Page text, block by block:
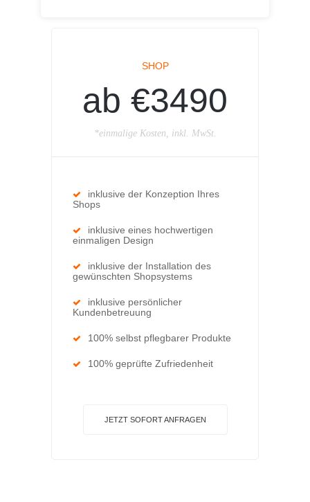
SHOP
ab €3490
*einmalige Kosten, inkl. MwSt.
inklusive der Konzeption Ihres
Shops
inklusive eines hochwertigen
einmaligen Design
inklusive der Installation des
gewünschten Shopsystems
inklusive persönlicher
Kundenbetreuung
100% selbst pflegbarer Produkte
100% geprüfte Zufriedenheit
JETZT SOFORT ANFRAGEN